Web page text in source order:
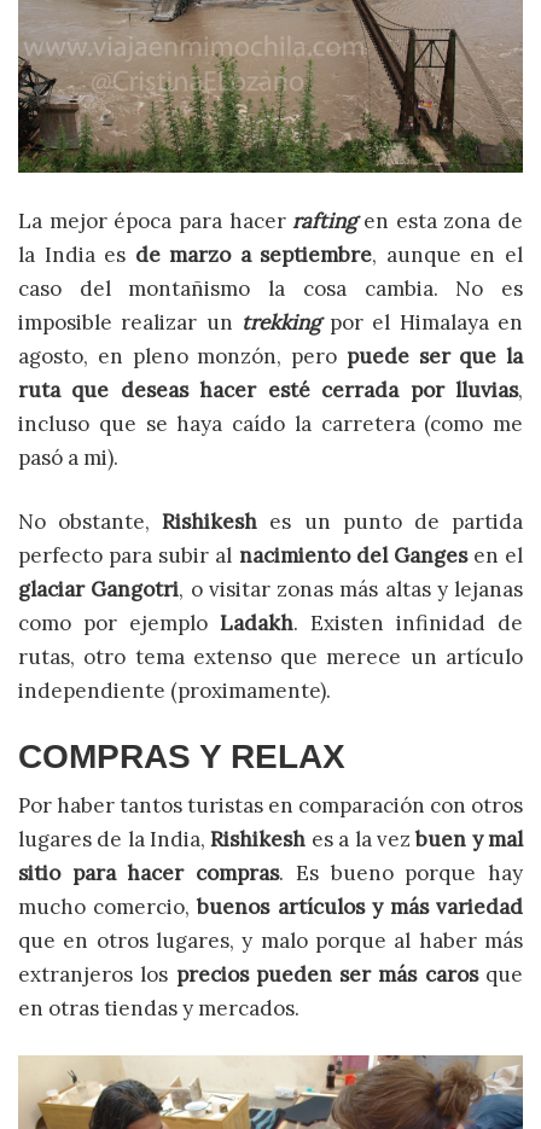
La mejor época para hacerraftingen esta zona de
la India es de marzo a septiembre, aunque en el
caso del montañismo la cosa cambia. No es
imposible realizar un trekkingpor el Himalaya en
agosto, en pleno monzón, pero puede ser que la
ruta que deseas hacer esté cerrada por lluvias,
incluso que se haya caído la carretera (como me
pasó a mi).
No obstante,Rishikesh es un punto de partida
perfecto para subir al nacimiento del Gangesen el
glaciar Gangotri, o visitar zonas más altas y lejanas
como por ejemplo Ladakh. Existen infinidad de
rutas, otro tema extenso que merece un artículo
independiente (proximamente).
COMPRAS Y RELAX
Por haber tantos turistas en comparación con otros
lugares de la India,Rishikesh es a la vezbuen y mal
sitio para hacer compras. Es bueno porque hay
mucho comercio,buenos artículos y más variedad
que en otros lugares, y malo porque al haber más
extranjeros los precios pueden ser más carosque
en otras tiendas y mercados.